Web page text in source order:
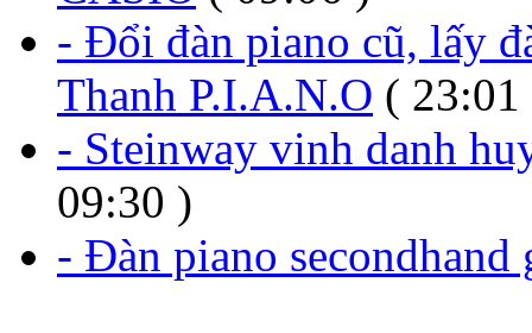
- Đổi đàn piano cũ, lấy
Thanh P.I.A.N.O ( 23:01
- Steinway vinh danh
09:30 )
- Đàn piano secondhand